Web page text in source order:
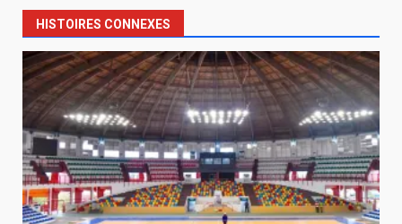
HISTOIRES CONNEXES